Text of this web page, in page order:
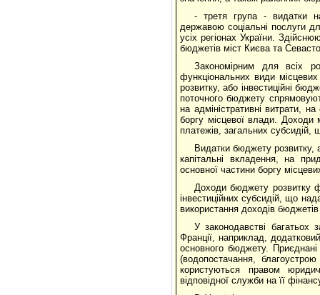
- третя група - видатки
державою соціальні послуги
усіх регіонах України.
бюджетів міст Києва та
Закономірним для всіх
функціональних види
розвитку, або інвестиційні
поточного бюджету
на адміністративні витрати,
боргу місцевої влади. Доходи
платежів, загальних
Видатки бюджету розвитку,
капітальні вкладення, на
основної частини боргу
Доходи бюджету розвитку
інвестиційних субсидій, що
використання доходів
У законодавстві
Франції, наприклад,
основного бюджету.
(водопостачання,
користуються правом
відповідної служби на її